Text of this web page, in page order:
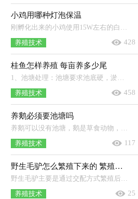
小鸡用哪种灯泡保温
刚孵化出来的小鸡使用15W左右的白炽灯即可。初出壳的雏鸡，体温比成年鸡低3℃左右，要10天后才能达到正常体温，加上雏鸡绒毛短且稀，不能...
养殖技术 428
桂鱼怎样养殖 每亩养多少尾
养殖技术 458
养鹅必须要池塘吗
养殖技术 117
野生毛驴怎么繁殖下来的 繁殖期是多少个月
养殖技术 25